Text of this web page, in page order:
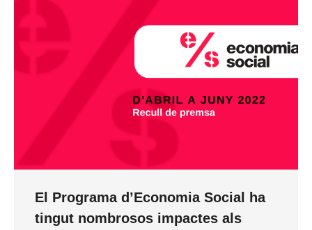
El Programa d’Economia Social ha
tingut nombrosos impactes als